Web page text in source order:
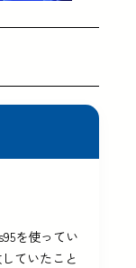
を使ってい
ていたこと